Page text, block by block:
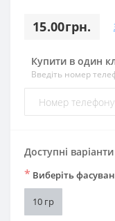
15.00грн.
Купити в один
Введіть номер
Доступні варіанти
* Виберіть
10 гр